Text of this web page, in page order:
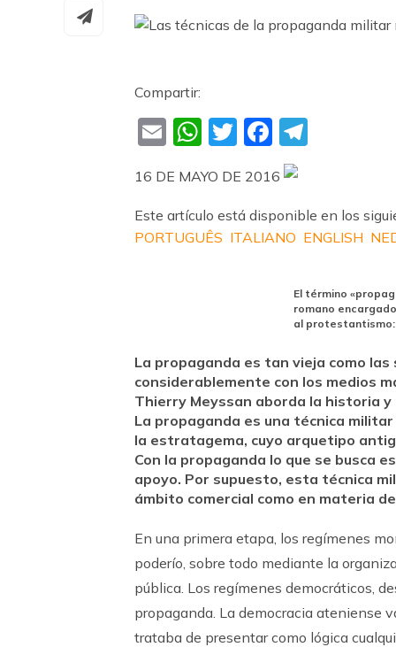
Compartir:
EmailWhatsApp
Twitter
16 DE MAYO DE 2016
Este artículo está disponible en los
PORTUGUÊS ITALIANO ENGLISH
El término
romano
al protestantismo:
La propaganda es tan vieja como
considerablemente con los medios
Thierry Meyssan aborda la historia
La propaganda es una técnica
la estratagema, cuyo arquetipo
Con la propaganda lo que se busca
apoyo. Por supuesto, esta técnica
ámbito comercial como en materia
En una primera etapa, los regímenes
poderío, sobre todo mediante la
pública. Los regímenes democráticos,
propaganda. La democracia ateniense
trataba de presentar como lógica